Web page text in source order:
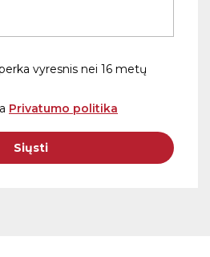
vyresnis nei 16 metų
Privatumo politika